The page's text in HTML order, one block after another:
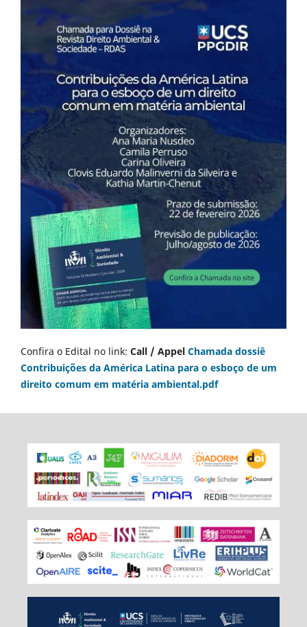
Confira o Edital no link: Call / Appel Chamada dossiê
Contribuições da América Latina para o esboço de um
direito comum em matéria ambiental.pdf